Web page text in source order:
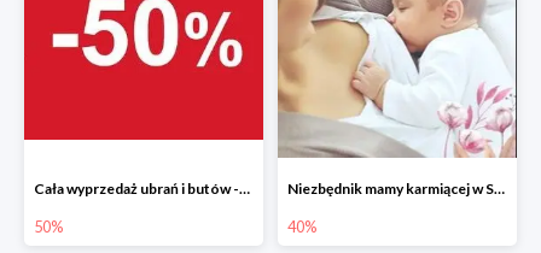
Cała wyprzedaż ubrań i butów -50%
50%
Niezbędnik mamy karmiącej w Smyku do -40%
40%